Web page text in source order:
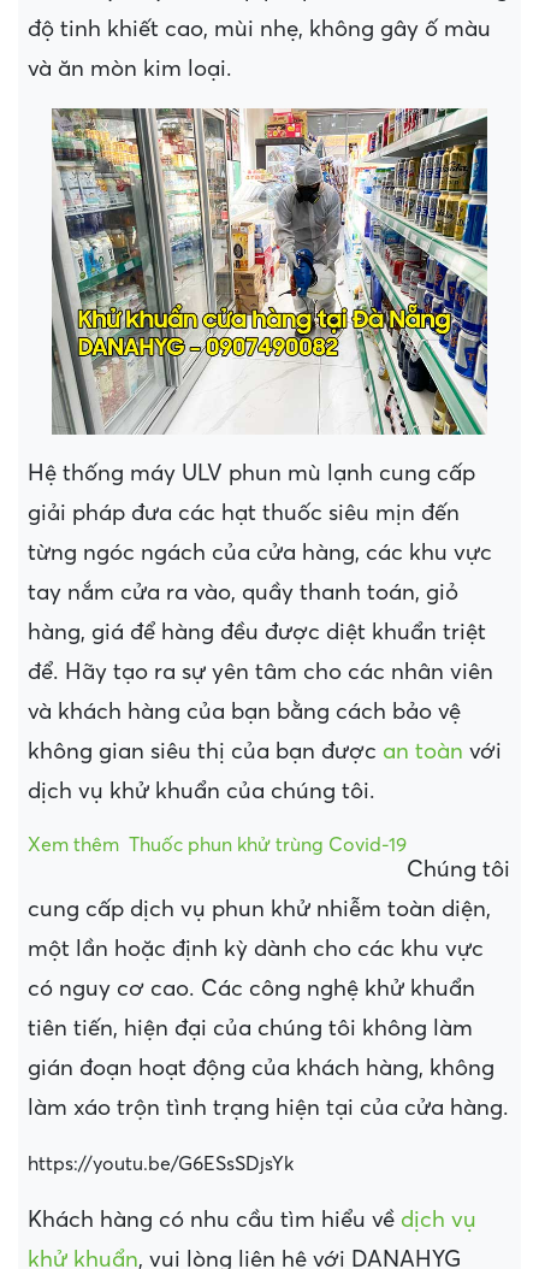
độ tinh khiết cao, mùi nhẹ, không gây ố màu
và ăn mòn kim loại.
Hệ thống máy ULV phun mù lạnh cung cấp
giải pháp đưa các hạt thuốc siêu mịn đến
từng ngóc ngách của cửa hàng, các khu vực
tay nắm cửa ra vào, quầy thanh toán, giỏ
hàng, giá để hàng đều được diệt khuẩn triệt
để. Hãy tạo ra sự yên tâm cho các nhân viên
và khách hàng của bạn bằng cách bảo vệ
không gian siêu thị của bạn được an toàn với
dịch vụ khử khuẩn của chúng tôi.
Xem thêm Thuốc phun khử trùng Covid-19
Chúng tôi
cung cấp dịch vụ phun khử nhiễm toàn diện,
một lần hoặc định kỳ dành cho các khu vực
có nguy cơ cao. Các công nghệ khử khuẩn
tiên tiến, hiện đại của chúng tôi không làm
gián đoạn hoạt động của khách hàng, không
làm xáo trộn tình trạng hiện tại của cửa hàng.
https://youtu.be/G6ESsSDjsYk
Khách hàng có nhu cầu tìm hiểu về dịch vụ
khử khuẩn, vui lòng liên hệ với DANAHYG